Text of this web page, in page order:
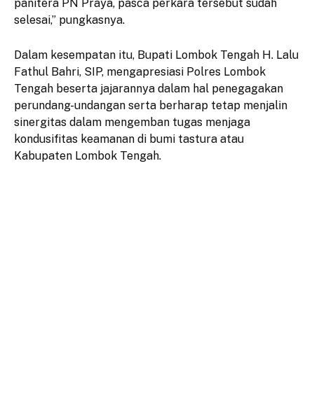
panitera PN Praya, pasca perkara tersebut sudah
selesai,” pungkasnya.
Dalam kesempatan itu, Bupati Lombok Tengah H. Lalu
Fathul Bahri, SIP, mengapresiasi Polres Lombok
Tengah beserta jajarannya dalam hal penegagakan
perundang-undangan serta berharap tetap menjalin
sinergitas dalam mengemban tugas menjaga
kondusifitas keamanan di bumi tastura atau
Kabupaten Lombok Tengah.